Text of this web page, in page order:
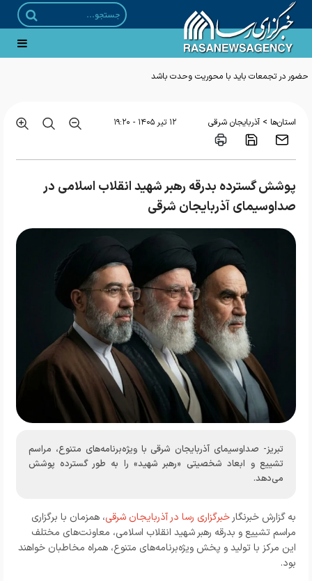
حضور در تجمعات باید با محوریت وحدت باشد
استان‌ها > آذربایجان شرقی ۱۲ تير ۱۴۰۵ - ۱۹:۲۰
پوشش گسترده بدرقه رهبر شهید انقلاب اسلامی در
صداوسیمای آذربایجان شرقی
تبریز- صداوسیمای آذربایجان شرقی با ویژه‌برنامه‌های متنوع، مراسم
تشییع و ابعاد شخصیتی «رهبر شهید» را به طور گسترده پوشش
می‌دهد.
به گزارش خبرنگار خبرگزاری رسا در آذربایجان شرقی، همزمان با برگزاری
مراسم تشییع و بدرقه رهبر شهید انقلاب اسلامی، معاونت‌های مختلف
این مرکز با تولید و پخش ویژه‌برنامه‌های متنوع، همراه مخاطبان خواهند
بود.